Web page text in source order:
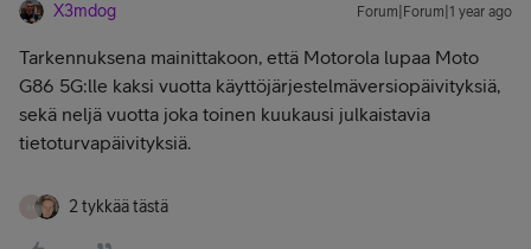
X3mdog Forum|Forum|1 year ago
Tarkennuksena mainittakoon, että Motorola lupaa Moto
G86 5G:lle kaksi vuotta käyttöjärjestelmäversiopäivityksiä,
sekä neljä vuotta joka toinen kuukausi julkaistavia
tietoturvapäivityksiä.
2 tykkää tästä